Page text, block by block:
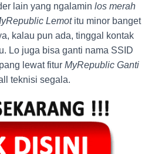
lain yang ngalamin los merah
Lemotitu minor banget
kalau pun ada, tinggal kontak
Lo juga bisa ganti nama SSID
lewat fitur MyRepublic Ganti
teknisi segala.